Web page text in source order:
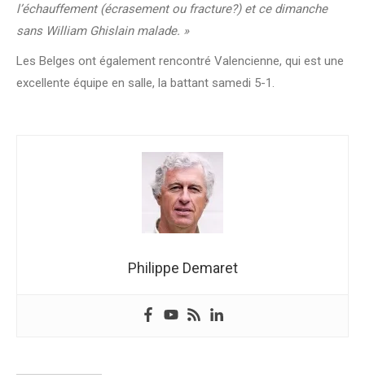
l’échauffement (écrasement ou fracture?) et ce dimanche
sans William Ghislain malade. »
Les Belges ont également rencontré Valencienne, qui est une
excellente équipe en salle, la battant samedi 5-1.
Philippe Demaret